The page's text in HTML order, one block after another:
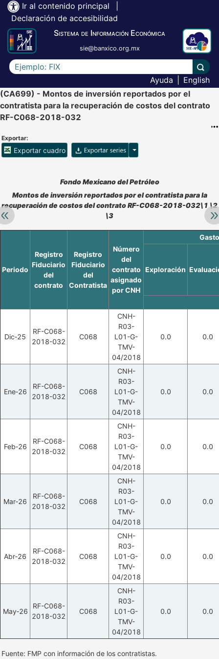
Ir al contenido principal
Declaración de accesibilidad
Sistema de Información Económica
sie@banxico.org.mx
Escriba el texto a buscar
Ayuda
English
(CA699) - Montos de inversión reportados por el
contratista para la recuperación de costos del contrato
RF-C068-2018-032
Exportar:
Exportar cuadro Opciones para exportar
Retroceder:
Accesibilidad de Cuadros Analíticos, al exportar el cuadro
Fondo Mexicano del Petróleo
Montos de inversión reportados por el contratista para la
recuperación de costos del contrato RF-C068-2018-032\1 \2
\3
Periodo
Registro
Fiduciario
del
contrato
Registro
Fiduciario
del
Contratista
Número
del
contrato
asignado
por CNH
Exploración
Dic‑25
RF-C068-
2018-032
C068
CNH-
R03-
L01-G-
TMV-
04/2018
0.0 0.0
Ene‑26
RF-C068-
2018-032
C068
CNH-
R03-
L01-G-
TMV-
04/2018
0.0 0.0
Feb‑26
RF-C068-
2018-032
C068
CNH-
R03-
L01-G-
TMV-
04/2018
0.0 0.0
Mar‑26
RF-C068-
2018-032
C068
CNH-
R03-
L01-G-
TMV-
04/2018
0.0 0.0
Abr‑26
RF-C068-
2018-032
C068
CNH-
R03-
L01-G-
TMV-
04/2018
0.0 0.0
May‑26
RF-C068-
2018-032
C068
CNH-
R03-
L01-G-
TMV-
04/2018
0.0 0.0
Fuente: FMP con información de los contratistas.